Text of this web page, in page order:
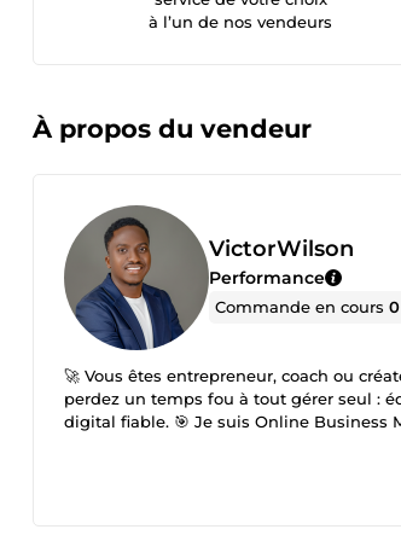
à l’un de nos vendeurs
À propos du vendeur
VictorWilson
Performance
Commande en cours0
🚀 Vous êtes entrepreneur, coach ou
perdez un temps fou à tout gérer seul :
digital fiable. 🎯 Je suis Online Business
temps, structurer vos opérations, et faire
coordination de vos tâches et projets
etc.) Mise en place d’outils de gestion